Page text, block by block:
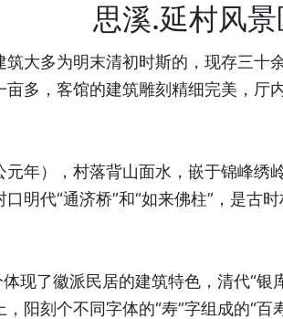
思溪.延村风景
大多为明末清初时斯的，现存三十
多，客馆的建筑雕刻精细完美，
年），村落背山面水，嵌于锦峰
明代“通济桥”和“如来佛柱”，是古
现了徽派民居的建筑特色，清代“
阳刻个不同字体的“寿”字组成的“